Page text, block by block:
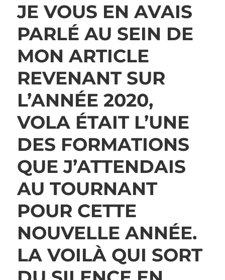
JE VOUS EN AVAIS
PARLÉ AU SEIN DE
MON ARTICLE
REVENANT SUR
L’ANNÉE 2020,
VOLA ÉTAIT L’UNE
DES FORMATIONS
QUE J’ATTENDAIS
AU TOURNANT
POUR CETTE
NOUVELLE ANNÉE.
LA VOILÀ QUI SORT